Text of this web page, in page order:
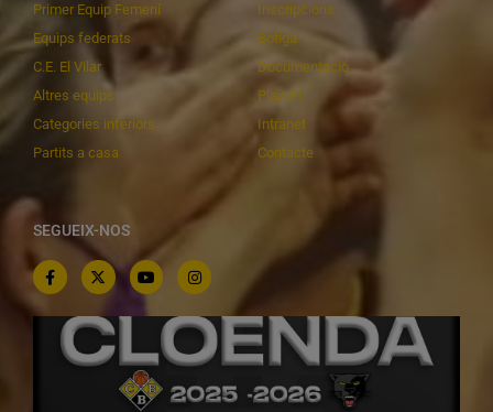
Primer Equip Femení
Equips federats
C.E. El Vilar
Altres equips
Categories inferiors
Partits a casa
Inscripcions
Botiga
Documentació
Playoff
Intranet
Contacte
SEGUEIX-NOS